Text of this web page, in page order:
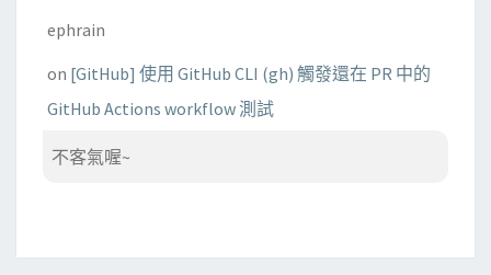
ephrain
on [GitHub] 使用 GitHub CLI (gh) 觸發還在 PR 中的
GitHub Actions workflow 測試
不客氣喔~